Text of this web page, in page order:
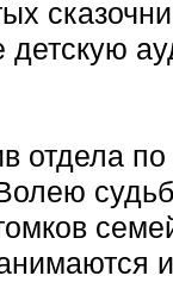
детскую
отдела